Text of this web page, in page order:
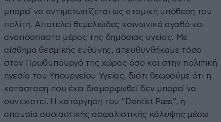
μπορεί να αντιμετωπίζεται ως ατομική υπόθεση του
πολίτη. Αποτελεί θεμελιώδες κοινωνικό αγαθό και
αναπόσπαστο μέρος της δημόσιας υγείας. Με
αίσθημα θεσμικής ευθύνης, απευθυνθήκαμε τόσο
στον Πρωθυπουργό της χώρας όσο και στην πολιτική
ηγεσία του Υπουργείου Υγείας, διότι θεωρούμε ότι η
κατάσταση που έχει διαμορφωθεί δεν μπορεί να
συνεχιστεί. Η κατάργηση του “Dentist Pass”, η
απουσία ουσιαστικής ασφαλιστικής κάλυψης μέσω